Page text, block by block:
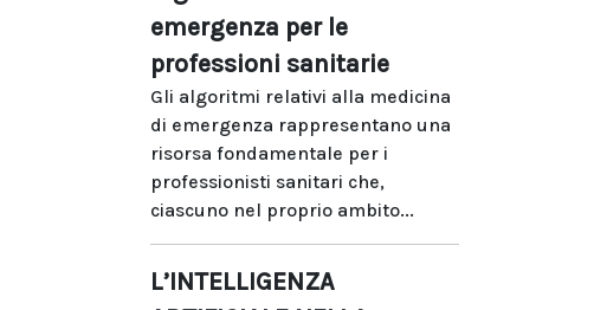
emergenza per le
professioni sanitarie
Gli algoritmi relativi alla medicina
di emergenza rappresentano una
risorsa fondamentale per i
professionisti sanitari che,
ciascuno nel proprio ambito...
L’INTELLIGENZA